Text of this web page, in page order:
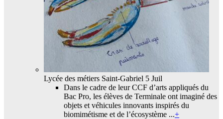
Lycée des métiers Saint-Gabriel 5 Juil
Dans le cadre de leur CCF d’arts appliqués du
Bac Pro, les élèves de Terminale ont imaginé des
objets et véhicules innovants inspirés du
biomimétisme et de l’écosystème ...+